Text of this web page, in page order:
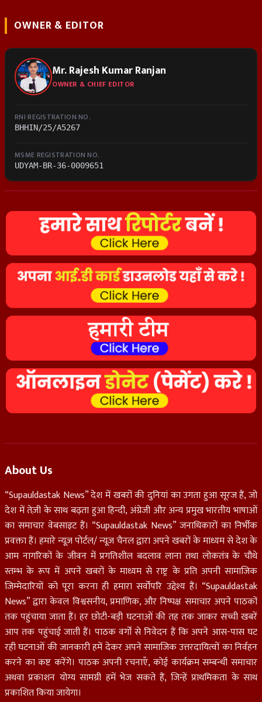
OWNER & EDITOR
Mr. Rajesh Kumar Ranjan
OWNER & CHIEF EDITOR
RNI REGISTRATION NO.
BHHIN/25/A5267
MSME REGISTRATION NO.
UDYAM-BR-36-0009651
About Us
“Supauldastak News” देश में खबरों की दुनियां का उगता हुआ सूरज हैं, जो
देश में तेज़ी के साथ बढ़ता हुआ हिन्दी, अंग्रेजी और अन्य प्रमुख भारतीय भाषाओं
का समाचार वेबसाइट हैं। “Supauldastak News” जनाधिकारों का निर्भीक
प्रवक्ता हैं। हमारे न्यूज़ पोर्टल/ न्यूज़ चैनल द्वारा अपने खबरों के माध्यम से देश के
आम नागरिकों के जीवन में प्रगतिशील बदलाव लाना तथा लोकतंत्र के चौथे
स्तम्भ के रूप में अपने खबरों के माध्यम से राष्ट्र के प्रति अपनी सामाजिक
जिम्मेदारियों को पूरा करना ही हमारा सर्वोपरि उद्देश्य हैं। “Supauldastak
News” द्वारा केवल विश्वसनीय, प्रमाणिक, और निष्पक्ष समाचार अपने पाठकों
तक पहुंचाया जाता हैं। हर छोटी-बड़ी घटनाओं की तह तक जाकर सच्ची खबरें
आप तक पहुंचाई जाती हैं। पाठक वर्गों से निवेदन हैं कि अपने आस-पास घट
रही घटनाओं की जानकारी हमें देकर अपने सामाजिक उत्तरदायित्वों का निर्वहन
करने का कष्ट करेंगे। पाठक अपनी रचनाएँ, कोई कार्यक्रम सम्बन्धी समाचार
अथवा प्रकाशन योग्य सामग्री हमें भेज सकते हैं, जिन्हें प्राथमिकता के साथ
प्रकाशित किया जायेगा।